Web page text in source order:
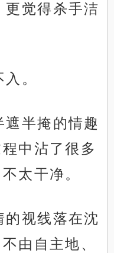
更觉得杀手洁
。
半掩的情趣
中沾了很多
太干净。
的视线落在沈
由自主地、